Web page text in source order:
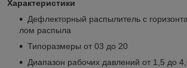
Характеристики
Дефлекторный распылитель с
лом распыла
Типоразмеры от 03 до 20
Диапазон рабочих давлений от 1,5 до